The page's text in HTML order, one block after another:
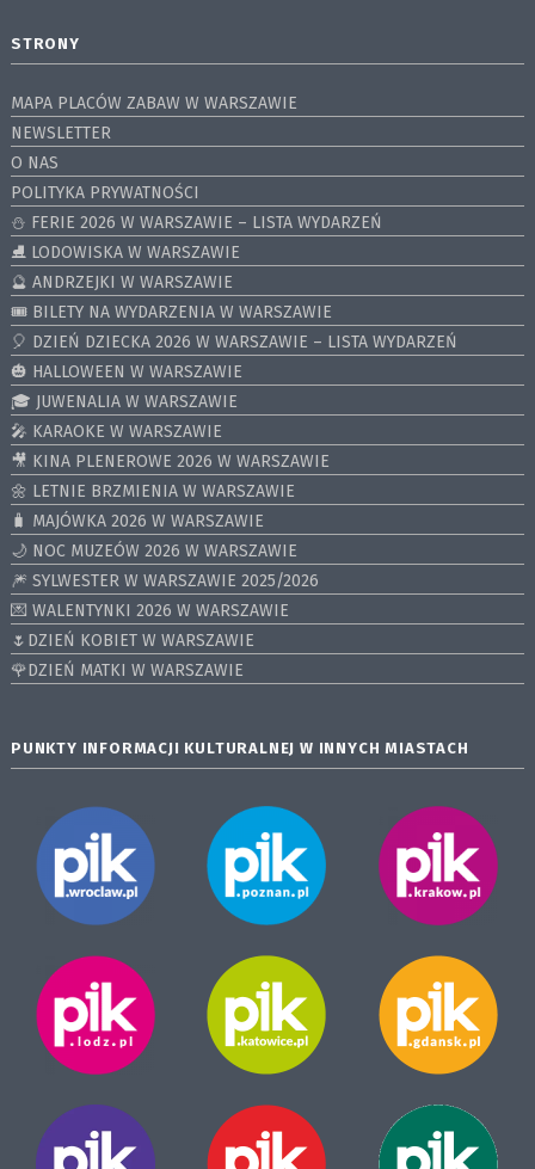
STRONY
MAPA PLACÓW ZABAW W WARSZAWIE
NEWSLETTER
O NAS
POLITYKA PRYWATNOŚCI
⛄️ FERIE 2026 W WARSZAWIE – LISTA WYDARZEŃ
⛸ LODOWISKA W WARSZAWIE
🔮 ANDRZEJKI W WARSZAWIE
🎟️ BILETY NA WYDARZENIA W WARSZAWIE
🎈 DZIEŃ DZIECKA 2026 W WARSZAWIE – LISTA WYDARZEŃ
🎃 HALLOWEEN W WARSZAWIE
🎓 JUWENALIA W WARSZAWIE
🎤 KARAOKE W WARSZAWIE
🎥 KINA PLENEROWE 2026 W WARSZAWIE
🌼 LETNIE BRZMIENIA W WARSZAWIE
🧳 MAJÓWKA 2026 W WARSZAWIE
🌙 NOC MUZEÓW 2026 W WARSZAWIE
🎆 SYLWESTER W WARSZAWIE 2025/2026
💌 WALENTYNKI 2026 W WARSZAWIE
🌷DZIEŃ KOBIET W WARSZAWIE
🌹DZIEŃ MATKI W WARSZAWIE
PUNKTY INFORMACJI KULTURALNEJ W INNYCH MIASTACH